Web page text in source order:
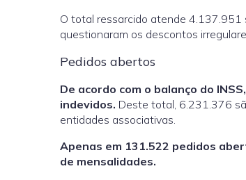
O total ressarcido atende
questionaram os descontos
Pedidos abertos
De acordo com o balanço do
indevidos. Deste total, 6.231.376
entidades associativas.
Apenas em 131.522 pedidos
de mensalidades.